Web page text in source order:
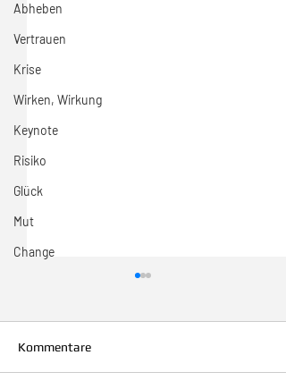
Abheben
Vertrauen
Krise
Wirken, Wirkung
Keynote
Risiko
Glück
Mut
Change
Kommentare